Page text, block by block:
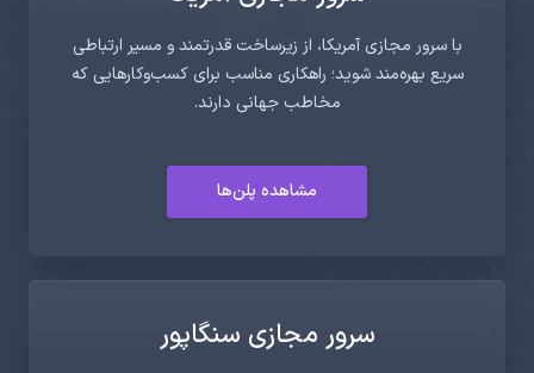
با سرور مجازی آمریکا، از زیرساخت قدرتمند و مسیر ارتباطی
سریع بهره‌مند شوید؛ راهکاری مناسب برای کسب‌وکارهایی که
مخاطب جهانی دارند.
مشاهده پلن‌ها
سرور مجازی سنگاپور